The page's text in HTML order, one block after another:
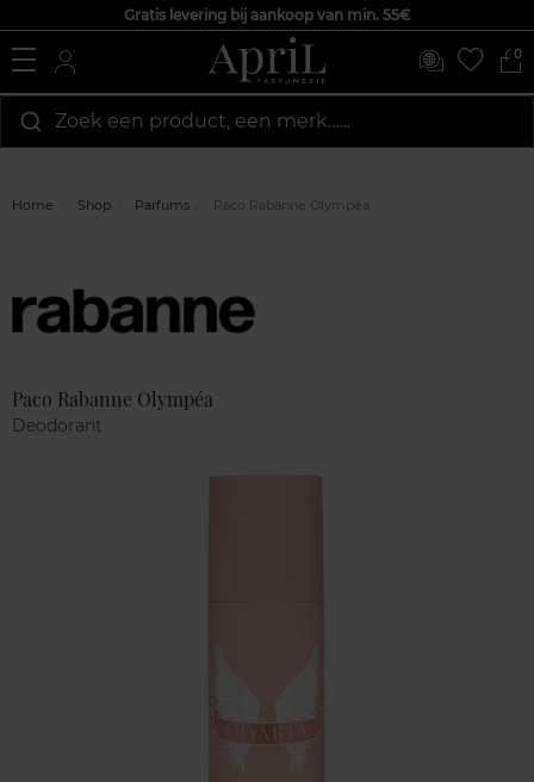
Gratis levering bij aankoop van min. 55€
0
Zoek een product, een merk…...
Home Shop Parfums Paco Rabanne Olympéa
Paco Rabanne Olympéa
Deodorant